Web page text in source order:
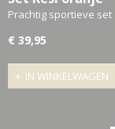
Prachtig sportieve
€ 39,95
IN WINKELWAGEN